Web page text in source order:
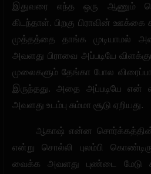
இதுவரை எந்த ஒரு ஆணும்
கிடந்தாள். பிறகு பிராவின் ஊக்கை
முத்தத்தை தாங்க முடியாமல்
அவளது பிராவை அப்படியே
முலைகளும் தேங்கா போல
இருந்தது. அதை அப்படியே என்
அவளது உடம்பு சும்மா சூடு ஏறியது.
ஆகாஷ் என்ன சொர்க்கத்தின்
என்று சொல்லி புலம்பி
வைக்க அவளது புண்டை மேடு